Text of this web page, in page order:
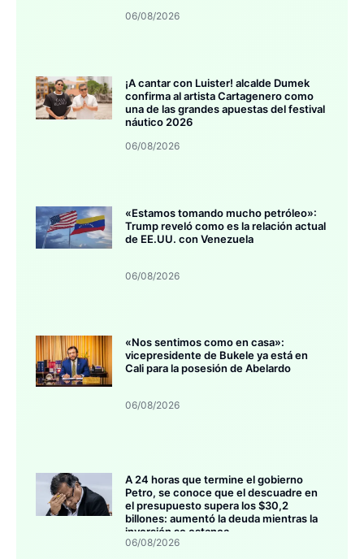
06/08/2026
¡A cantar con Luister! alcalde Dumek
confirma al artista Cartagenero como
una de las grandes apuestas del festival
náutico 2026
06/08/2026
«Estamos tomando mucho petróleo»:
Trump reveló como es la relación actual
de EE.UU. con Venezuela
06/08/2026
«Nos sentimos como en casa»:
vicepresidente de Bukele ya está en
Cali para la posesión de Abelardo
06/08/2026
A 24 horas que termine el gobierno
Petro, se conoce que el descuadre en
el presupuesto supera los $30,2
billones: aumentó la deuda mientras la
inversión se estanca
06/08/2026